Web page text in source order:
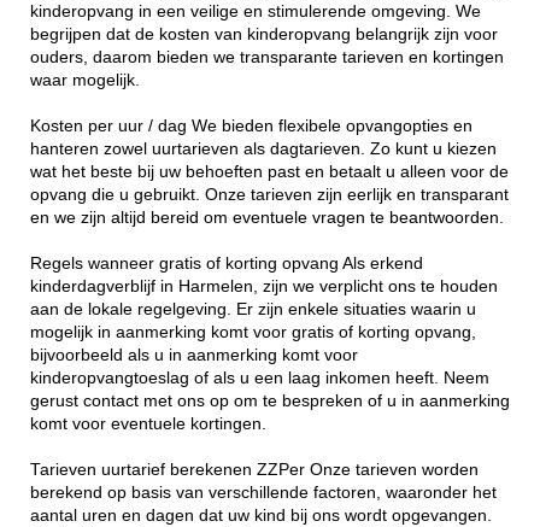
kinderopvang in een veilige en stimulerende omgeving. We
begrijpen dat de kosten van kinderopvang belangrijk zijn voor
ouders, daarom bieden we transparante tarieven en kortingen
waar mogelijk.
Kosten per uur / dag We bieden flexibele opvangopties en
hanteren zowel uurtarieven als dagtarieven. Zo kunt u kiezen
wat het beste bij uw behoeften past en betaalt u alleen voor de
opvang die u gebruikt. Onze tarieven zijn eerlijk en transparant
en we zijn altijd bereid om eventuele vragen te beantwoorden.
Regels wanneer gratis of korting opvang Als erkend
kinderdagverblijf in Harmelen, zijn we verplicht ons te houden
aan de lokale regelgeving. Er zijn enkele situaties waarin u
mogelijk in aanmerking komt voor gratis of korting opvang,
bijvoorbeeld als u in aanmerking komt voor
kinderopvangtoeslag of als u een laag inkomen heeft. Neem
gerust contact met ons op om te bespreken of u in aanmerking
komt voor eventuele kortingen.
Tarieven uurtarief berekenen ZZPer Onze tarieven worden
berekend op basis van verschillende factoren, waaronder het
aantal uren en dagen dat uw kind bij ons wordt opgevangen.